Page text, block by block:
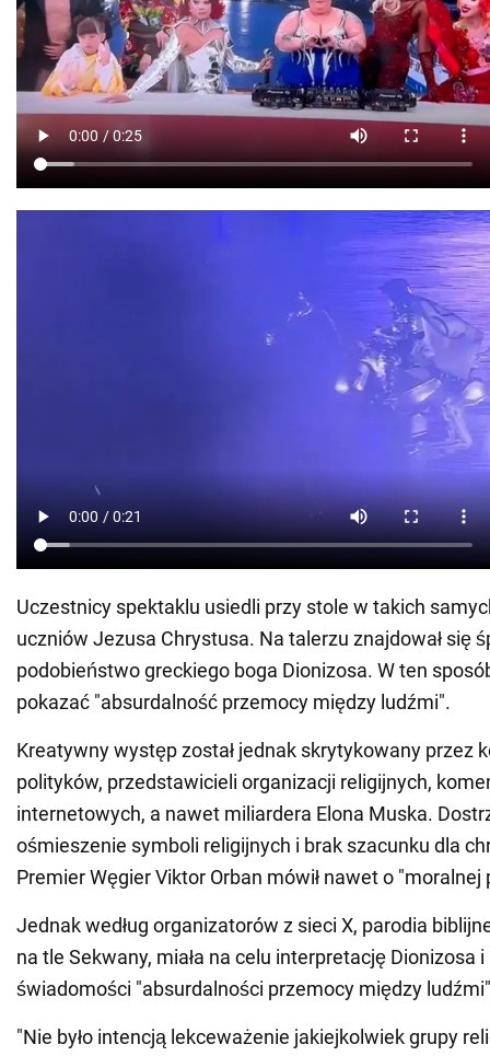
Uczestnicy spektaklu usiedli przy stole w takich
uczniów Jezusa Chrystusa. Na talerzu znajdował się
podobieństwo greckiego boga Dionizosa. W ten
pokazać "absurdalność przemocy między ludźmi".
Kreatywny występ został jednak skrytykowany przez
polityków, przedstawicieli organizacji religijnych,
internetowych, a nawet miliardera Elona Muska.
ośmieszenie symboli religijnych i brak szacunku dla
Premier Węgier Viktor Orban mówił nawet o
Jednak według organizatorów z sieci X, parodia
na tle Sekwany, miała na celu interpretację Dionizosa
świadomości "absurdalności przemocy między
"Nie było intencją lekceważenie jakiejkolwiek grupy